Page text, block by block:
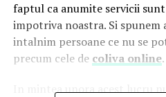
faptul ca anumite servicii
impotriva noastra. Si spunem
intalnim persoane ce nu se
precum cele de coliva online.
In mintea unora acest lucru